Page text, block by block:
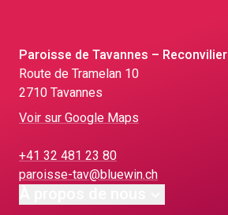
Paroisse de Tavannes – Reconvilier
Route de Tramelan 10
2710 Tavannes
Voir sur Google Maps
+41 32 481 23 80
paroisse-tav@bluewin.ch